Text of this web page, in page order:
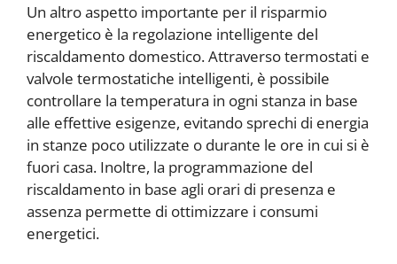
Un altro aspetto importante per il risparmio
energetico è la regolazione intelligente del
riscaldamento domestico. Attraverso termostati e
valvole termostatiche intelligenti, è possibile
controllare la temperatura in ogni stanza in base
alle effettive esigenze, evitando sprechi di energia
in stanze poco utilizzate o durante le ore in cui si è
fuori casa. Inoltre, la programmazione del
riscaldamento in base agli orari di presenza e
assenza permette di ottimizzare i consumi
energetici.